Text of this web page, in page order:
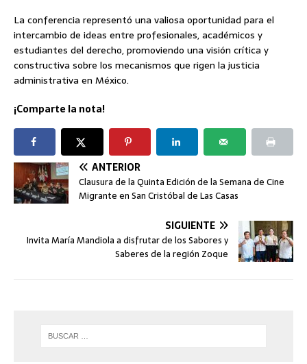
La conferencia representó una valiosa oportunidad para el
intercambio de ideas entre profesionales, académicos y
estudiantes del derecho, promoviendo una visión crítica y
constructiva sobre los mecanismos que rigen la justicia
administrativa en México.
¡Comparte la nota!
ANTERIOR
Clausura de la Quinta Edición de la Semana de Cine
Migrante en San Cristóbal de Las Casas
SIGUIENTE
Invita María Mandiola a disfrutar de los Sabores y
Saberes de la región Zoque